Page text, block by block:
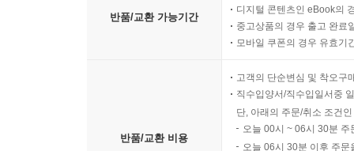
반품/교환 가능기간
디지털 콘텐츠인 eBook의
중고상품의 경우 출고 완료
모바일 쿠폰의 경우 유효기
반품/교환 비용
고객의 단순변심 및 착오구
직수입양서/직수입일서중
단, 아래의 주문/취소 조건
오늘 00시 ~ 06시 30분
오늘 06시 30분 이후 주